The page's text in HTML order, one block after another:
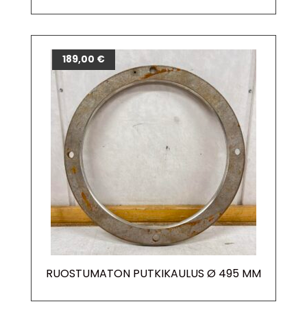
RUOSTUMATON PUTKIKAULUS Ø 495 MM
189,00 €